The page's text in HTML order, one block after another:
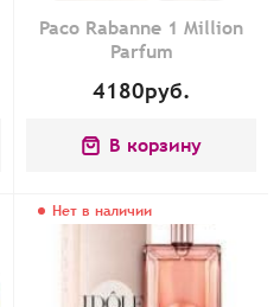
Paco Rabanne 1 Million
Parfum
4180руб.
В корзину
Нет в наличии